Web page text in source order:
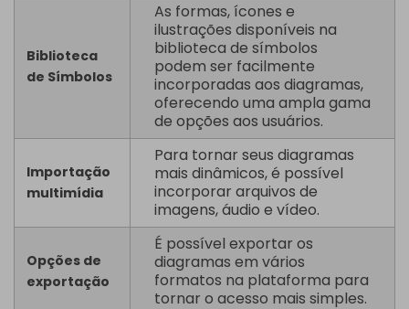
Biblioteca
de Símbolos
As formas, ícones e
ilustrações disponíveis na
biblioteca de símbolos
podem ser facilmente
incorporadas aos diagramas,
oferecendo uma ampla gama
de opções aos usuários.
Importação
multimídia
Para tornar seus diagramas
mais dinâmicos, é possível
incorporar arquivos de
imagens, áudio e vídeo.
Opções de
exportação
É possível exportar os
diagramas em vários
formatos na plataforma para
tornar o acesso mais simples.